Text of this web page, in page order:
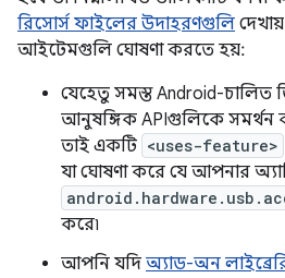
রিসোর্স ফাইলের উদাহরণগুলি
আইটেমগুলি ঘোষণা করতে হয়:
যেহেতু সমস্ত Android-চালিত
আনুষঙ্গিক APIগুলিকে সমর্থন
তাই একটি <uses-feature>
যা ঘোষণা করে যে আপনার
করে৷
আপনি যদি অ্যাড-অন